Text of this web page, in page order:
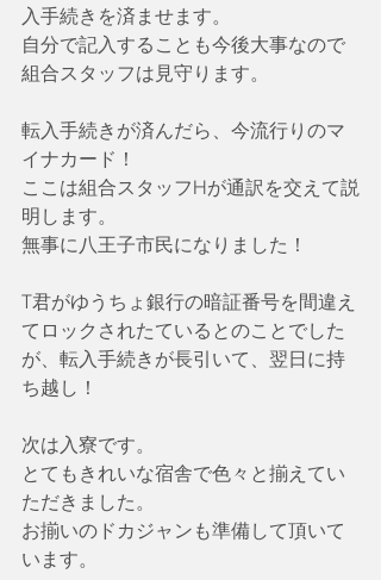
入手続きを済ませます。
自分で記入することも今後大事なので
組合スタッフは見守ります。
転入手続きが済んだら、今流行りのマ
イナカード！
ここは組合スタッフHが通訳を交えて説
明します。
無事に八王子市民になりました！
T君がゆうちょ銀行の暗証番号を間違え
てロックされたているとのことでした
が、転入手続きが長引いて、翌日に持
ち越し！
次は入寮です。
とてもきれいな宿舎で色々と揃えてい
ただきました。
お揃いのドカジャンも準備して頂いて
います。